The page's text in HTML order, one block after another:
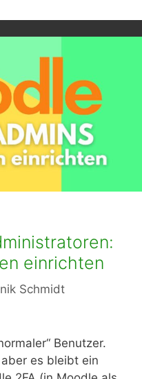
einrichten
Schmidt
Benutzer.
es bleibt ein